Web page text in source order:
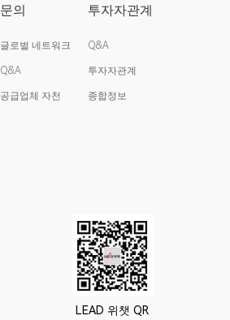
문의
글로벌 네트워크
Q&A
공급업체 자천
투자자관계
Q&A
투자자관계
종합정보
LEAD 위챗 QR